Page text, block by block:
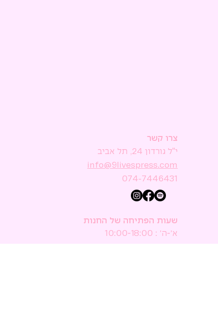
שעות הפתיחה של החנות
א׳-ה׳ : 10:00-18:00
צרו קשר
י"ל גורדון 24, תל אביב
074-7446431